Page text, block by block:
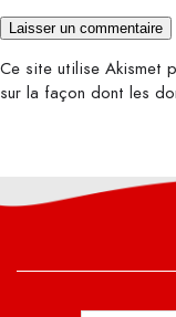
Ce site utilise Akismet
sur la façon dont les